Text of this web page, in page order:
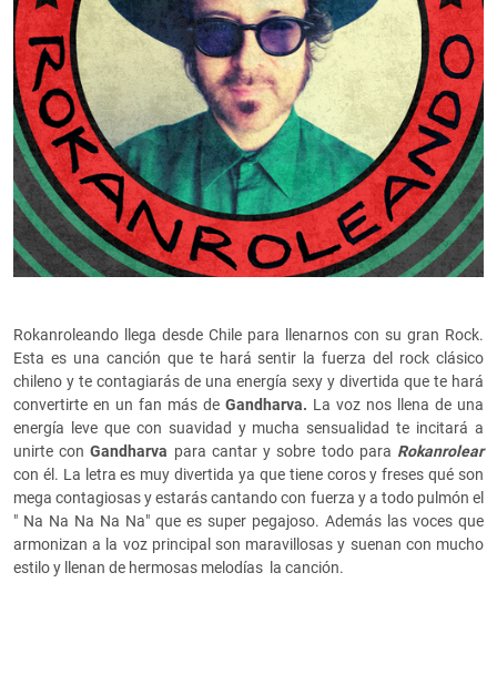
Rokanroleando llega desde Chile para llenarnos con su gran Rock.
Esta es una canción que te hará sentir la fuerza del rock clásico
chileno y te contagiarás de una energía sexy y divertida que te hará
convertirte en un fan más de Gandharva. La voz nos llena de una
energía leve que con suavidad y mucha sensualidad te incitará a
unirte conGandharva para cantar y sobre todo para Rokanrolear
con él. La letra es muy divertida ya que tiene coros y freses qué son
mega contagiosas y estarás cantando con fuerza y a todo pulmón el
" Na Na Na Na Na" que es super pegajoso. Además las voces que
armonizan a la voz principal son maravillosas y suenan con mucho
estilo y llenan de hermosas melodías la canción.